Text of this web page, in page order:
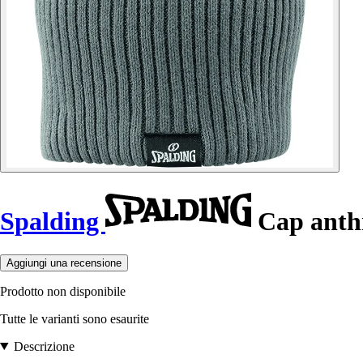
Spalding Cap
Aggiungi una recensione
Prodotto non disponibile
Tutte le varianti sono esaurite
Descrizione